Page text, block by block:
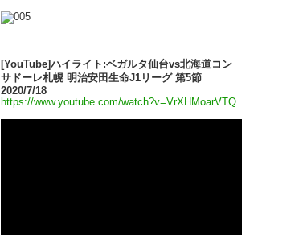
[YouTube]ハイライト:ベガルタ仙台vs北海道コン
サドーレ札幌 明治安田生命J1リーグ 第5節
2020/7/18
https://www.youtube.com/watch?v=VrXHMoarVTQ